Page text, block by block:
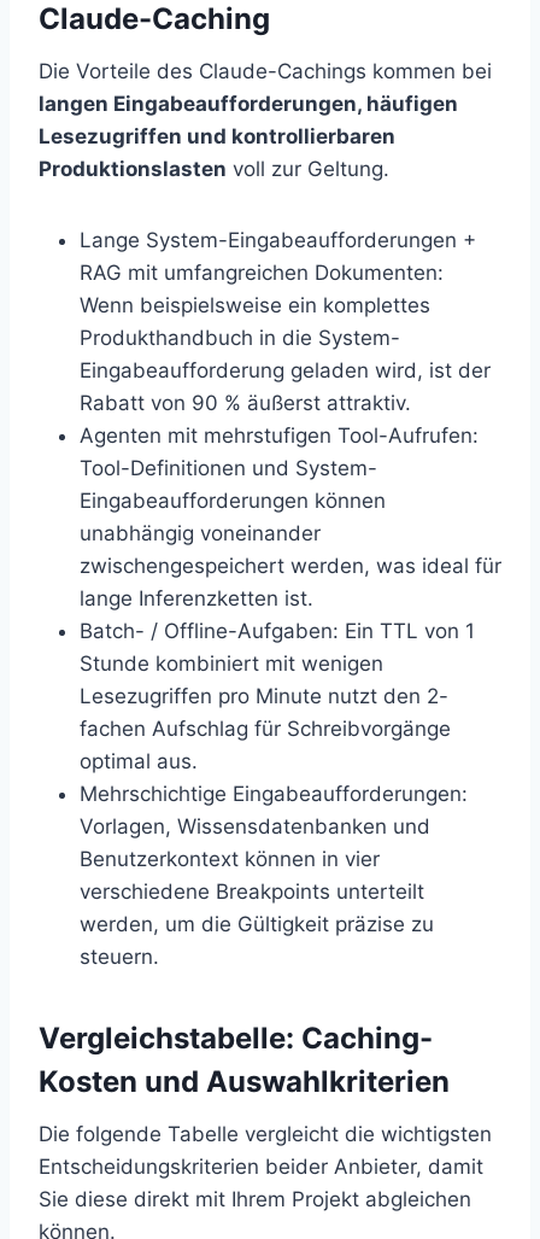
Claude-Caching
Die Vorteile des Claude-Cachings kommen bei
langen Eingabeaufforderungen, häufigen
Lesezugriffen und kontrollierbaren
Produktionslasten voll zur Geltung.
Lange System-Eingabeaufforderungen +
RAG mit umfangreichen Dokumenten:
Wenn beispielsweise ein komplettes
Produkthandbuch in die System-
Eingabeaufforderung geladen wird, ist der
Rabatt von 90 % äußerst attraktiv.
Agenten mit mehrstufigen Tool-Aufrufen:
Tool-Definitionen und System-
Eingabeaufforderungen können
unabhängig voneinander
zwischengespeichert werden, was ideal für
lange Inferenzketten ist.
Batch- / Offline-Aufgaben: Ein TTL von 1
Stunde kombiniert mit wenigen
Lesezugriffen pro Minute nutzt den 2-
fachen Aufschlag für Schreibvorgänge
optimal aus.
Mehrschichtige Eingabeaufforderungen:
Vorlagen, Wissensdatenbanken und
Benutzerkontext können in vier
verschiedene Breakpoints unterteilt
werden, um die Gültigkeit präzise zu
steuern.
Vergleichstabelle: Caching-
Kosten und Auswahlkriterien
Die folgende Tabelle vergleicht die wichtigsten
Entscheidungskriterien beider Anbieter, damit
Sie diese direkt mit Ihrem Projekt abgleichen
können.